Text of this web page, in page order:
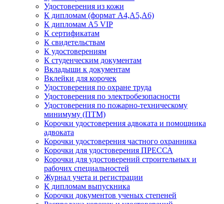
Удостоверения из кожи
К дипломам (формат А4,А5,А6)
К дипломам А5 VIP
К сертификатам
К свидетельствам
К удостоверениям
К студенческим документам
Вкладыши к документам
Вклейки для корочек
Удостоверения по охране труда
Удостоверения по электробезопасности
Удостоверения по пожарно-техническому
минимуму (ПТМ)
Корочки удостоверения адвоката и помощника
адвоката
Корочки удостоверения частного охранника
Корочки для удостоверения ПРЕССА
Корочки для удостоверений строительных и
рабочих специальностей
Журнал учета и регистрации
К дипломам выпускника
Корочки документов ученых степеней